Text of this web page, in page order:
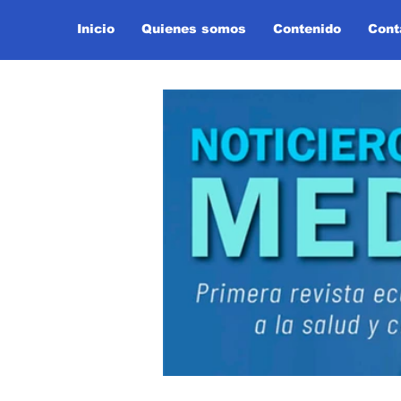
Inicio Quienes somos Contenido